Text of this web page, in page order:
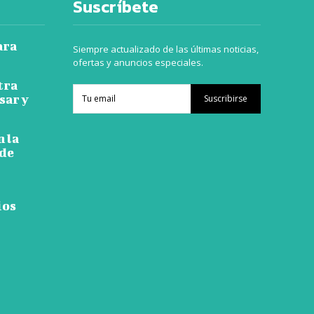
y
la
Suscríbete
Siempre actualizado de las últimas noticias,
ofertas y anuncios especiales.
Suscribirse